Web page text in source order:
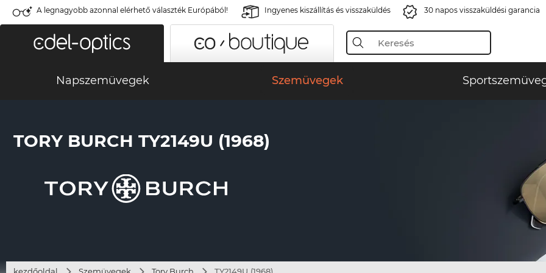
A legnagyobb azonnal elérhető választék Európából! Ingyenes kiszállítás és visszaküldés 30 napos visszaküldési garancia
Napszemüvegek Szemüvegek
TORY BURCH TY2149U (1968)